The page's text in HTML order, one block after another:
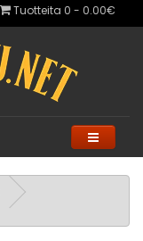
Tuotteita 0 - 0.00€